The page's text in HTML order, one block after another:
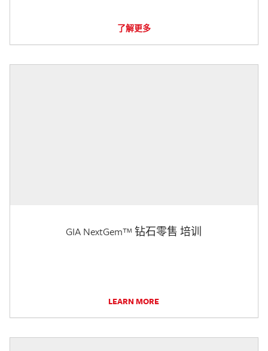
了解更多
GIA NextGem™ 钻石零售 培训
LEARN MORE